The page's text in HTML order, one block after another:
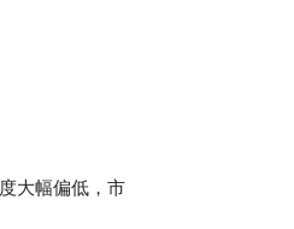
大幅偏低，市